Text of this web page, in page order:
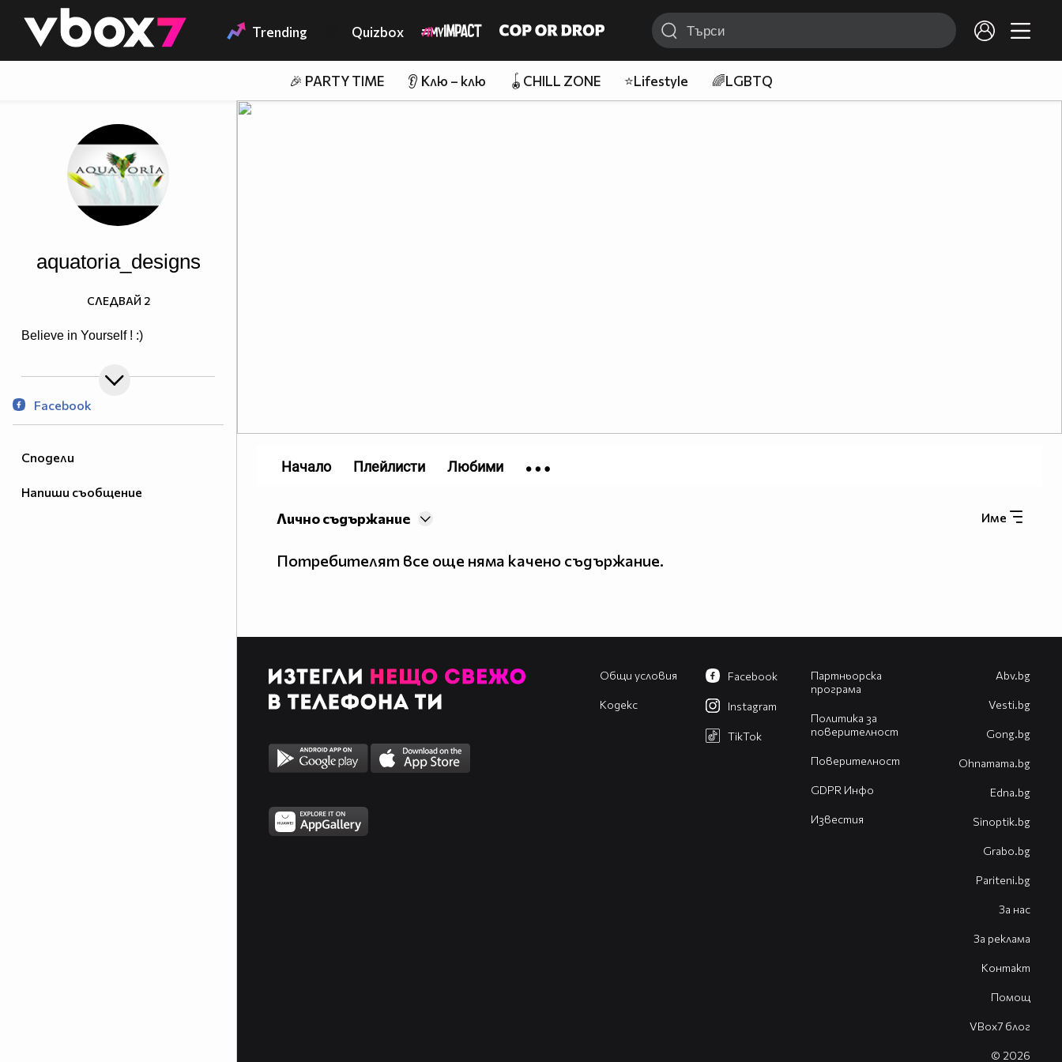
👾 Trending Quizbox
🎉 PARTY TIME 👂 Клю – клю 🪀CHILL ZONE ⭐Lifestyle 🌈LGBTQ
Сподели
Напиши съобщение
aquatoria_designs
Believe in Yourself ! :)
СЛЕДВАЙ 2
Facebook
Име
Лично съдържание
Потребителят все още няма качено съдържание.
Начало Плейлисти Любими
Общи условия
Кодекс
Партньорска
програма
Политика за
поверителност
Поверителност
GDPR Инфо
Известия
Facebook
Instagram
TikTok
Abv.bg
Vesti.bg
Gong.bg
Оhnamama.bg
Edna.bg
Sinoptik.bg
Grabo.bg
Pariteni.bg
За нас
За реклама
Контакт
Помощ
VBox7 блог
© 2026